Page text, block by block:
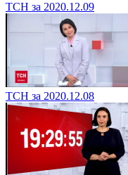
ТСН за 2020.12.09
ТСН за 2020.12.08